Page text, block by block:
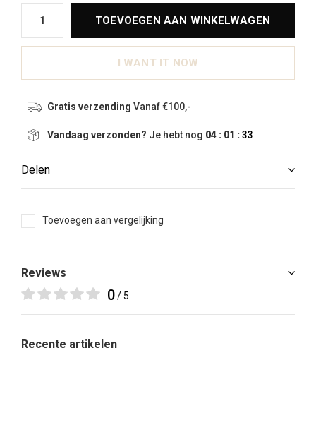
TOEVOEGEN AAN WINKELWAGEN
I WANT IT NOW
Gratis verzending Vanaf €100,-
Vandaag verzonden? Je hebt nog 04 : 01 :33
Delen
Toevoegen aan vergelijking
Reviews
0/ 5
Recente artikelen